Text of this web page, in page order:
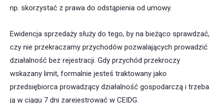
np. skorzystać z prawa do odstąpienia od umowy.
Ewidencja sprzedaży służy do tego, by na bieżąco sprawdzać,
czy nie przekraczamy przychodów pozwalających prowadzić
działalność bez rejestracji. Gdy przychód przekroczy
wskazany limit, formalnie jesteś traktowany jako
przedsiębiorca prowadzący działalność gospodarczą i trzeba
ją w ciągu 7 dni zarejestrować w CEIDG.